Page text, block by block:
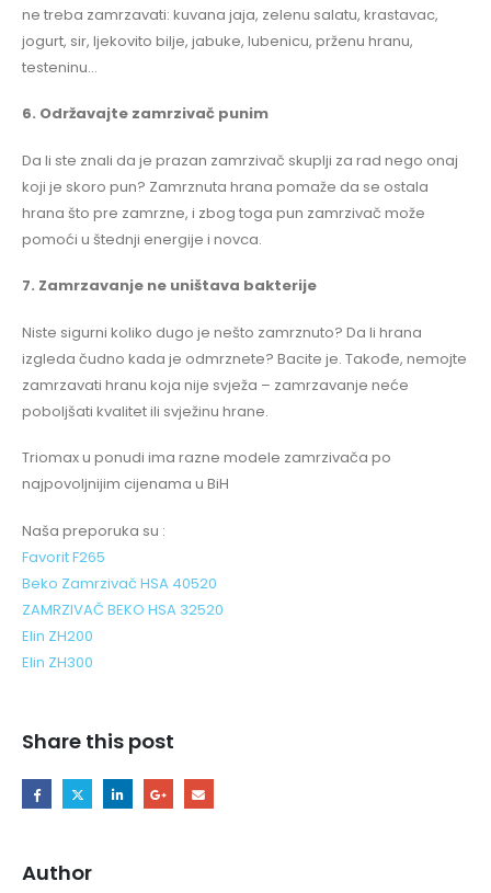
ne treba zamrzavati: kuvana jaja, zelenu salatu, krastavac,
jogurt, sir, ljekovito bilje, jabuke, lubenicu, prženu hranu,
testeninu…
6. Održavajte zamrzivač punim
Da li ste znali da je prazan zamrzivač skuplji za rad nego onaj
koji je skoro pun? Zamrznuta hrana pomaže da se ostala
hrana što pre zamrzne, i zbog toga pun zamrzivač može
pomoći u štednji energije i novca.
7. Zamrzavanje ne uništava bakterije
Niste sigurni koliko dugo je nešto zamrznuto? Da li hrana
izgleda čudno kada je odmrznete? Bacite je. Takođe, nemojte
zamrzavati hranu koja nije svježa – zamrzavanje neće
poboljšati kvalitet ili svježinu hrane.
Triomax u ponudi ima razne modele zamrzivača po
najpovoljnijim cijenama u BiH
Naša preporuka su :
Favorit F265
Beko Zamrzivač HSA 40520
ZAMRZIVAČ BEKO HSA 32520
Elin ZH200
Elin ZH300
Share this post
Author